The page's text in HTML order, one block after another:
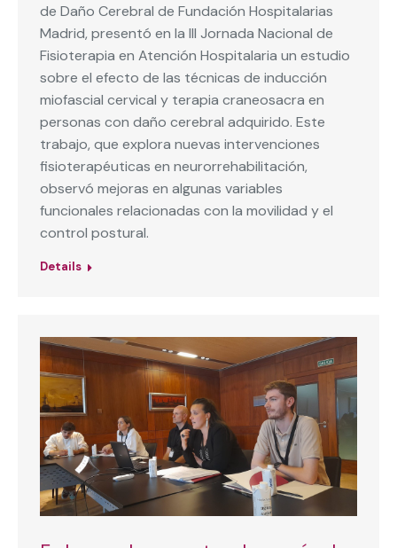
de Daño Cerebral de Fundación Hospitalarias
Madrid, presentó en la III Jornada Nacional de
Fisioterapia en Atención Hospitalaria un estudio
sobre el efecto de las técnicas de inducción
miofascial cervical y terapia craneosacra en
personas con daño cerebral adquirido. Este
trabajo, que explora nuevas intervenciones
fisioterapéuticas en neurorrehabilitación,
observó mejoras en algunas variables
funcionales relacionadas con la movilidad y el
control postural.
Details